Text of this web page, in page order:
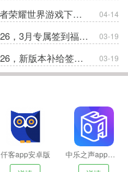
王者荣耀世界游戏怎么下载，王者荣耀世界游戏下载安装教程 04-14
寻宝之旅最新活动礼包兑换码2026，3月专属签到福利邀您领取 03-19
源序空间最新活动礼包兑换码2026，新版本补给签到礼包 03-19
仟客app安卓版